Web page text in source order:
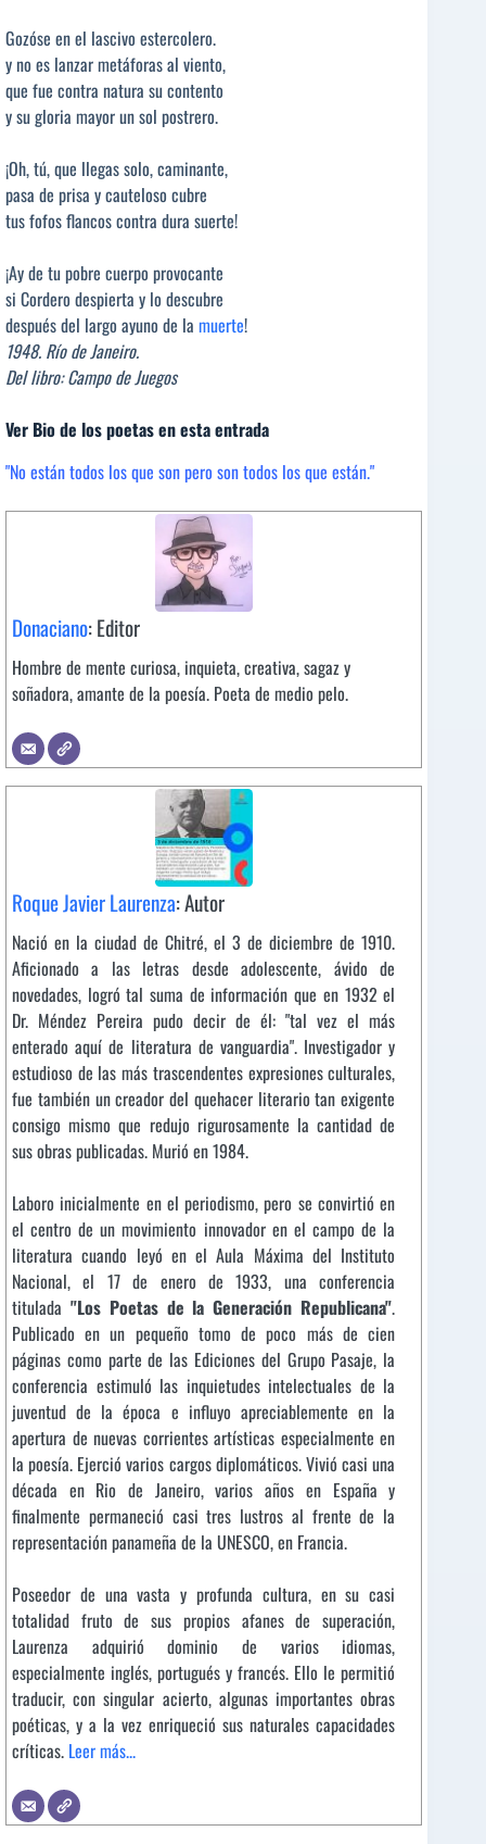
Gozóse en el lascivo estercolero.
y no es lanzar metáforas al viento,
que fue contra natura su contento
y su gloria mayor un sol postrero.
¡Oh, tú, que llegas solo, caminante,
pasa de prisa y cauteloso cubre
tus fofos flancos contra dura suerte!
¡Ay de tu pobre cuerpo provocante
si Cordero despierta y lo descubre
después del largo ayuno de la muerte!
1948. Río de Janeiro.
Del libro: Campo de Juegos
Ver Bio de los poetas en esta entrada
"No están todos los que son pero son todos los que están."
Donaciano: Editor
Hombre de mente curiosa, inquieta, creativa, sagaz y
soñadora, amante de la poesía. Poeta de medio pelo.
Roque Javier Laurenza: Autor
Nació en la ciudad de Chitré, el 3 de diciembre de 1910.
Aficionado a las letras desde adolescente, ávido de
novedades, logró tal suma de información que en 1932 el
Dr. Méndez Pereira pudo decir de él: "tal vez el más
enterado aquí de literatura de vanguardia". Investigador y
estudioso de las más trascendentes expresiones culturales,
fue también un creador del quehacer literario tan exigente
consigo mismo que redujo rigurosamente la cantidad de
sus obras publicadas. Murió en 1984.
Laboro inicialmente en el periodismo, pero se convirtió en
el centro de un movimiento innovador en el campo de la
literatura cuando leyó en el Aula Máxima del Instituto
Nacional, el 17 de enero de 1933, una conferencia
titulada "Los Poetas de la Generación Republicana".
Publicado en un pequeño tomo de poco más de cien
páginas como parte de las Ediciones del Grupo Pasaje, la
conferencia estimuló las inquietudes intelectuales de la
juventud de la época e influyo apreciablemente en la
apertura de nuevas corrientes artísticas especialmente en
la poesía. Ejerció varios cargos diplomáticos. Vivió casi una
década en Rio de Janeiro, varios años en España y
finalmente permaneció casi tres lustros al frente de la
representación panameña de la UNESCO, en Francia.
Poseedor de una vasta y profunda cultura, en su casi
totalidad fruto de sus propios afanes de superación,
Laurenza adquirió dominio de varios idiomas,
especialmente inglés, portugués y francés. Ello le permitió
traducir, con singular acierto, algunas importantes obras
poéticas, y a la vez enriqueció sus naturales capacidades
críticas. Leer más...